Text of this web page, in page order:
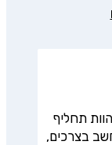
תחליף
בצרכים,